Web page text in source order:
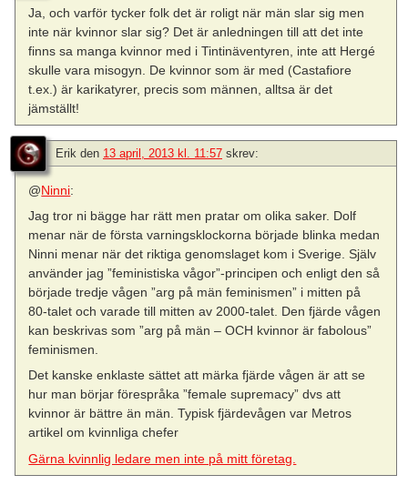
Ja, och varför tycker folk det är roligt när män slar sig men
inte när kvinnor slar sig? Det är anledningen till att det inte
finns sa manga kvinnor med i Tintinäventyren, inte att Hergé
skulle vara misogyn. De kvinnor som är med (Castafiore
t.ex.) är karikatyrer, precis som männen, alltsa är det
jämställt!
Erik den 13 april, 2013 kl. 11:57 skrev:
@Ninni:
Jag tror ni bägge har rätt men pratar om olika saker. Dolf
menar när de första varningsklockorna började blinka medan
Ninni menar när det riktiga genomslaget kom i Sverige. Själv
använder jag ”feministiska vågor”-principen och enligt den så
började tredje vågen ”arg på män feminismen” i mitten på
80-talet och varade till mitten av 2000-talet. Den fjärde vågen
kan beskrivas som ”arg på män – OCH kvinnor är fabolous”
feminismen.
Det kanske enklaste sättet att märka fjärde vågen är att se
hur man börjar förespråka ”female supremacy” dvs att
kvinnor är bättre än män. Typisk fjärdevågen var Metros
artikel om kvinnliga chefer
Gärna kvinnlig ledare men inte på mitt företag.